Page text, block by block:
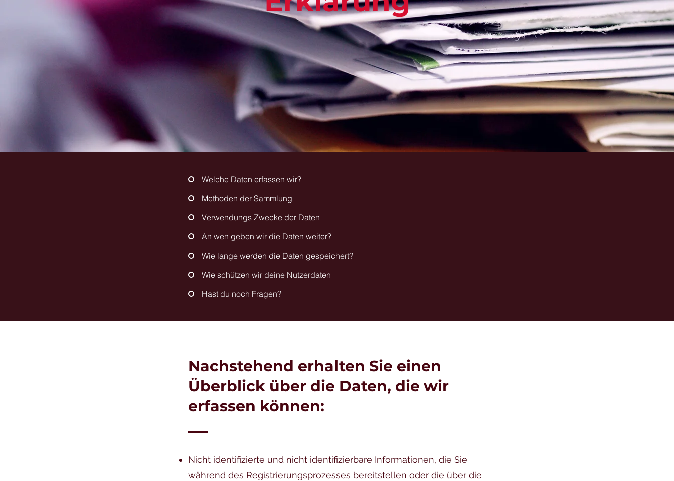
Welche Daten erfassen wir?
Methoden der Sammlung
Verwendungs Zwecke der Daten
An wen geben wir die Daten weiter?
Wie lange werden die Daten gespeichert?
Wie schützen wir deine Nutzerdaten
Hast du noch Fragen?
Nachstehend erhalten Sie einen
Überblick über die Daten, die wir
erfassen können:
Nicht identifizierte und nicht identifizierbare Informationen, die Sie
während des Registrierungsprozesses bereitstellen oder die über die